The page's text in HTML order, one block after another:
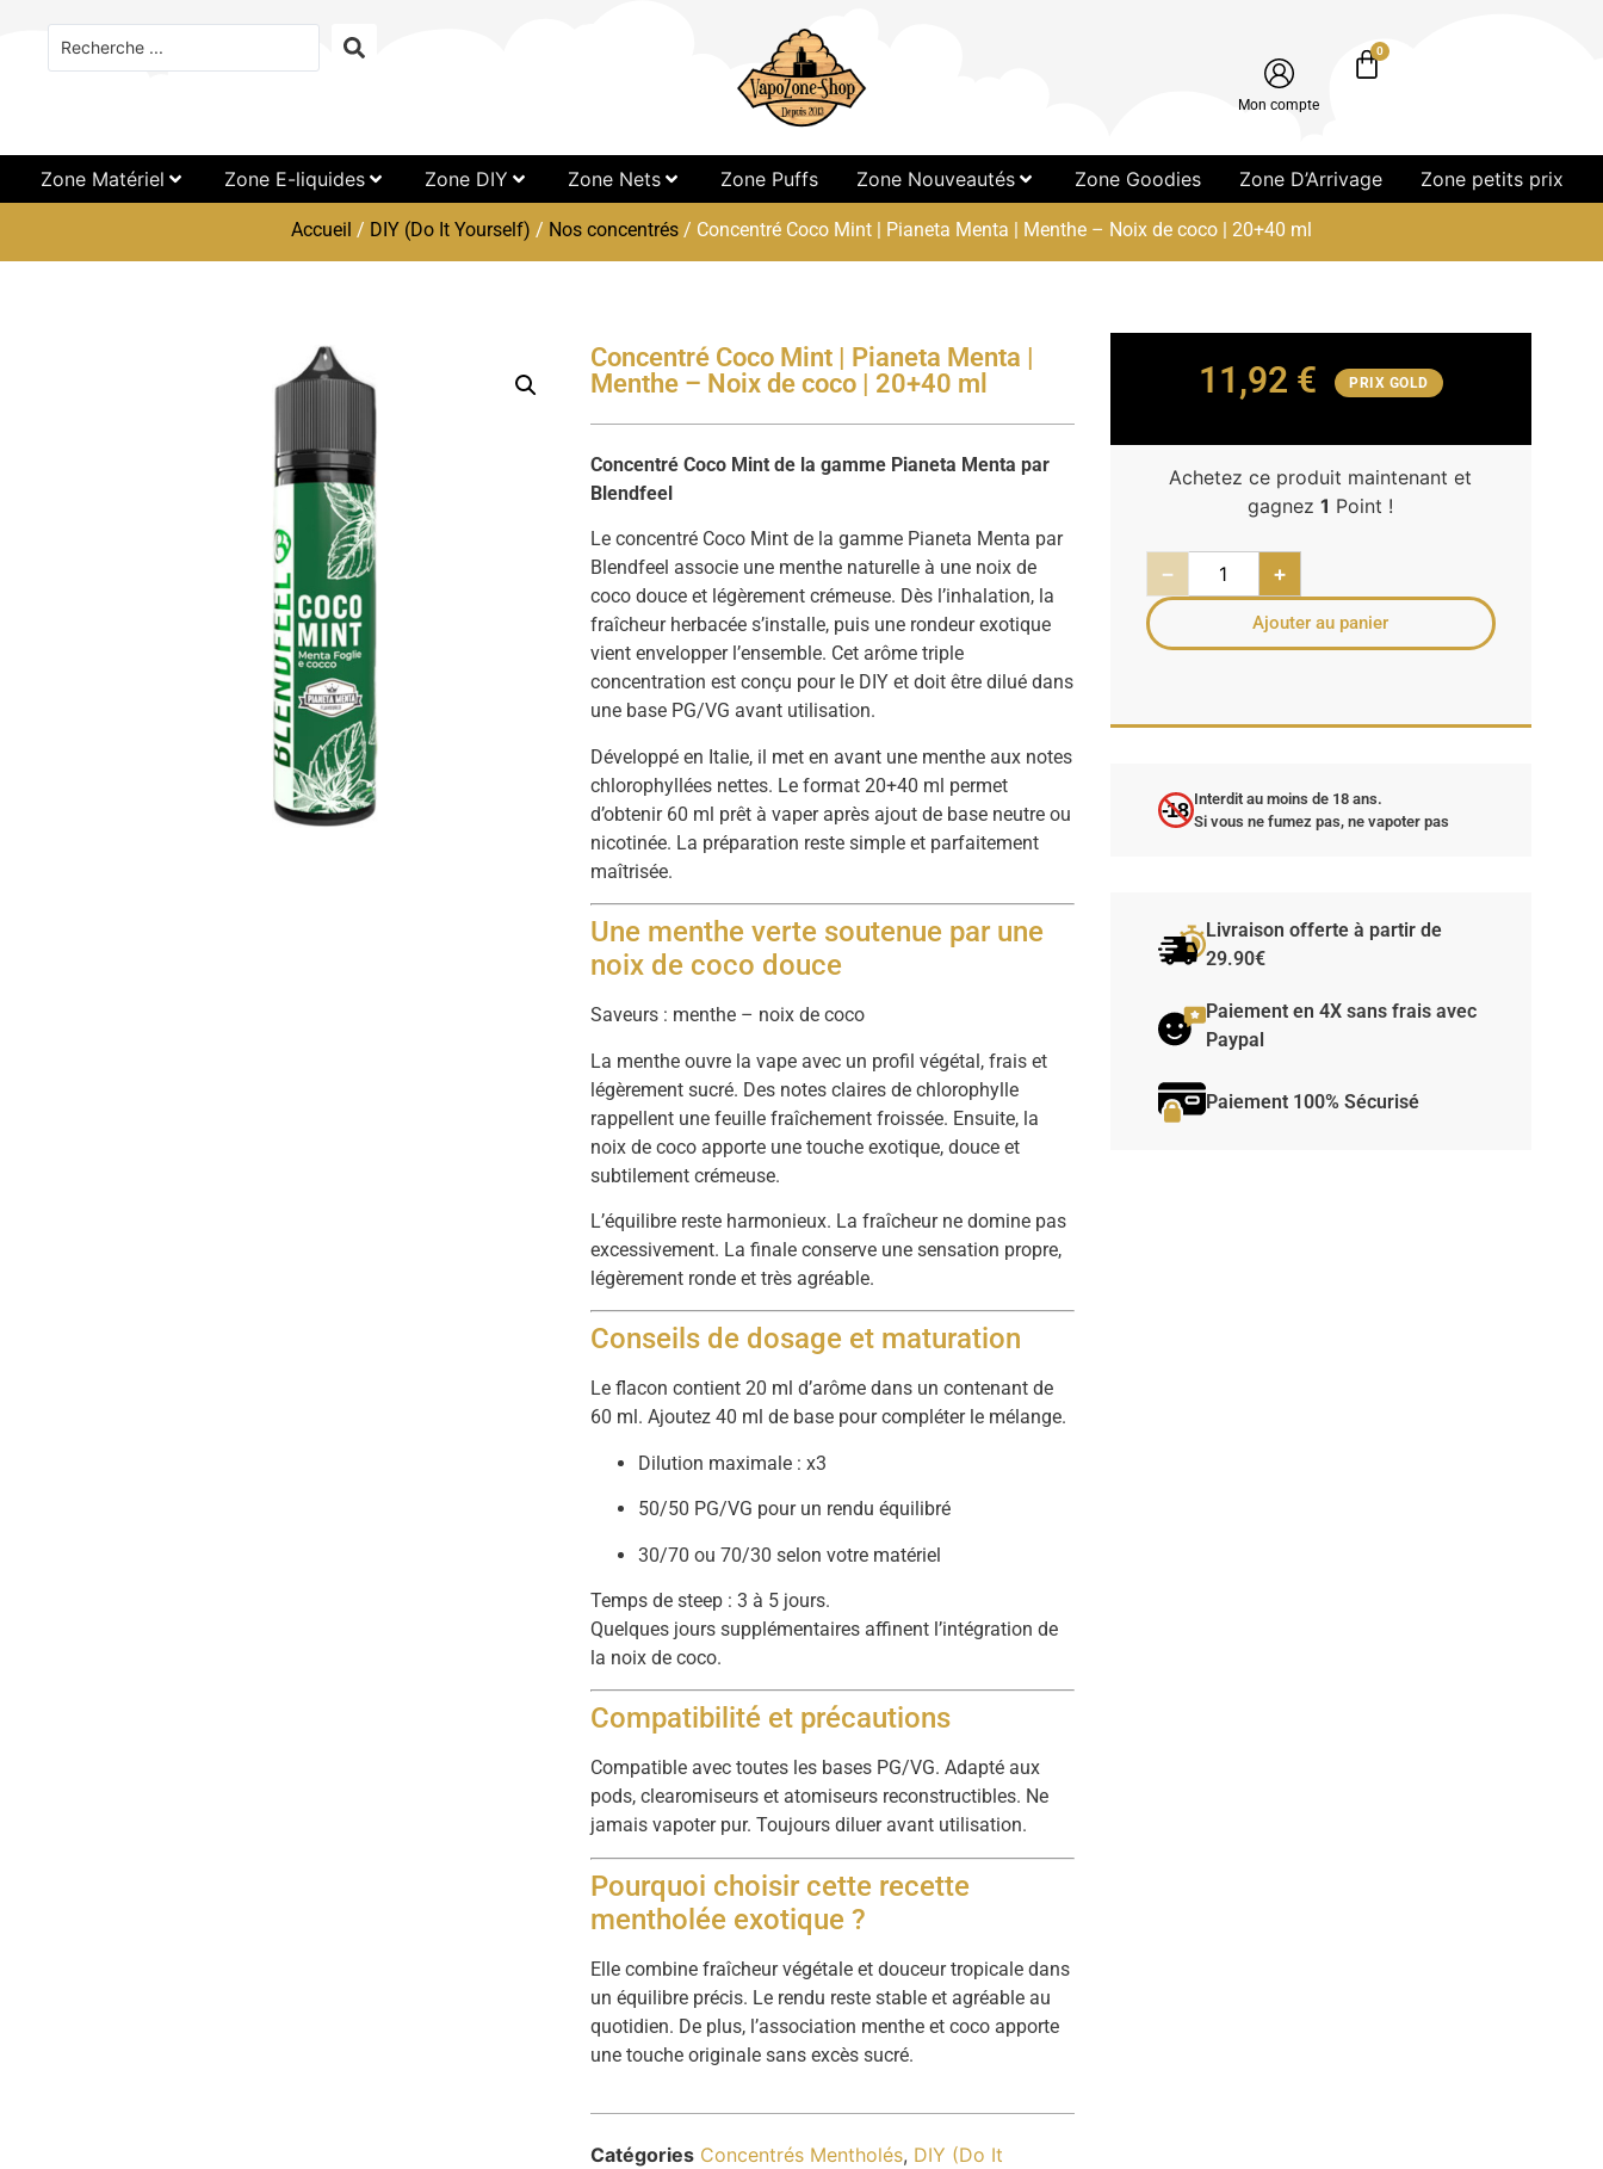
Mon compte
0
Zone Matériel Zone E-liquides Zone DIY Zone Nets Zone Puffs Zone Nouveautés Zone Goodies Zone D’Arrivage Zone petits prix
Accueil / DIY (Do It Yourself) / Nos concentrés / Concentré Coco Mint | Pianeta Menta | Menthe – Noix de coco | 20+40 ml
Concentré Coco Mint | Pianeta Menta |
Menthe – Noix de coco | 20+40 ml
Concentré Coco Mint de la gamme Pianeta Menta par
Blendfeel
Le concentré Coco Mint de la gamme Pianeta Menta par
Blendfeel associe une menthe naturelle à une noix de
coco douce et légèrement crémeuse. Dès l’inhalation, la
fraîcheur herbacée s’installe, puis une rondeur exotique
vient envelopper l’ensemble. Cet arôme triple
concentration est conçu pour le DIY et doit être dilué dans
une base PG/VG avant utilisation.
Développé en Italie, il met en avant une menthe aux notes
chlorophyllées nettes. Le format 20+40 ml permet
d’obtenir 60 ml prêt à vaper après ajout de base neutre ou
nicotinée. La préparation reste simple et parfaitement
maîtrisée.
Une menthe verte soutenue par une
noix de coco douce
Saveurs : menthe – noix de coco
La menthe ouvre la vape avec un profil végétal, frais et
légèrement sucré. Des notes claires de chlorophylle
rappellent une feuille fraîchement froissée. Ensuite, la
noix de coco apporte une touche exotique, douce et
subtilement crémeuse.
L’équilibre reste harmonieux. La fraîcheur ne domine pas
excessivement. La finale conserve une sensation propre,
légèrement ronde et très agréable.
Conseils de dosage et maturation
Le flacon contient 20 ml d’arôme dans un contenant de
60 ml. Ajoutez 40 ml de base pour compléter le mélange.
Dilution maximale : x3
50/50 PG/VG pour un rendu équilibré
30/70 ou 70/30 selon votre matériel
Temps de steep : 3 à 5 jours.
Quelques jours supplémentaires affinent l’intégration de
la noix de coco.
Compatibilité et précautions
Compatible avec toutes les bases PG/VG. Adapté aux
pods, clearomiseurs et atomiseurs reconstructibles. Ne
jamais vapoter pur. Toujours diluer avant utilisation.
Pourquoi choisir cette recette
mentholée exotique ?
Elle combine fraîcheur végétale et douceur tropicale dans
un équilibre précis. Le rendu reste stable et agréable au
quotidien. De plus, l’association menthe et coco apporte
une touche originale sans excès sucré.
Catégories Concentrés Mentholés, DIY (Do It
11,92 € PRIX GOLD
Achetez ce produit maintenant et
gagnez1 Point !
− +
Ajouter au panier
-18 Interdit au moins de 18 ans.
Si vous ne fumez pas, ne vapoter pas
Livraison offerte à partir de
29.90€
Paiement en 4X sans frais avec
Paypal
Paiement 100% Sécurisé